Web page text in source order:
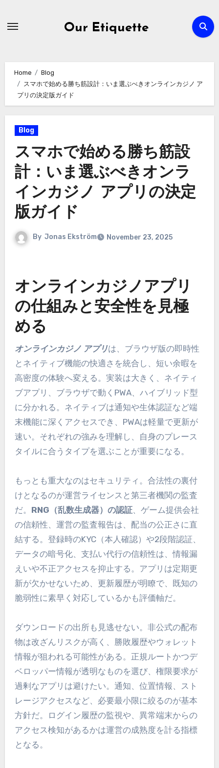
Our Etiquette
Home
Blog
スマホで始める勝ち筋設計：いま選ぶべきオンラインカジノ ア
プリの決定版ガイド
Blog
スマホで始める勝ち筋設
計：いま選ぶべきオンラ
インカジノ アプリの決定
版ガイド
By Jonas Ekström November 23, 2025
オンラインカジノアプリ
の仕組みと安全性を見極
める
オンラインカジノ アプリは、ブラウザ版の即時性
とネイティブ機能の快適さを統合し、短い余暇を
高密度の体験へ変える。実装は大きく、ネイティ
ブアプリ、ブラウザで動くPWA、ハイブリッド型
に分かれる。ネイティブは通知や生体認証など端
末機能に深くアクセスでき、PWAは軽量で更新が
速い。それぞれの強みを理解し、自身のプレース
タイルに合うタイプを選ぶことが重要になる。
もっとも重大なのはセキュリティ。合法性の裏付
けとなるのが運営ライセンスと第三者機関の監査
だ。 RNG（乱数生成器）の認証、ゲーム提供会社
の信頼性、運営の監査報告は、配当の公正さに直
結する。登録時のKYC（本人確認）や2段階認証、
データの暗号化、支払い代行の信頼性は、情報漏
えいや不正アクセスを抑止する。アプリは定期更
新が欠かせないため、更新履歴が明瞭で、既知の
脆弱性に素早く対応しているかも評価軸だ。
ダウンロードの出所も見逃せない。非公式の配布
物は改ざんリスクが高く、勝敗履歴やウォレット
情報が狙われる可能性がある。正規ルートかつデ
ベロッパー情報が透明なものを選び、権限要求が
過剰なアプリは避けたい。通知、位置情報、スト
レージアクセスなど、必要最小限に絞るのが基本
方針だ。ログイン履歴の監視や、異常端末からの
アクセス検知があるかは運営の成熟度を計る指標
となる。